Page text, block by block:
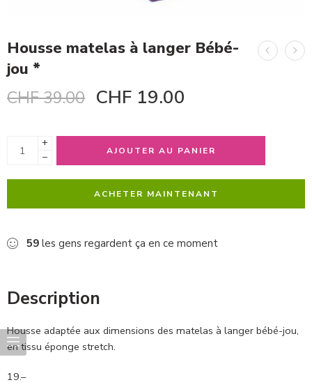
Housse matelas à langer Bébé-
jou *
CHF39.00 CHF 19.00
+
−
AJOUTER AU PANIER
ACHETER MAINTENANT
59 les gens regardent ça en ce moment
Description
Housse adaptée aux dimensions des matelas à langer bébé-jou,
en tissu éponge stretch.
19.–